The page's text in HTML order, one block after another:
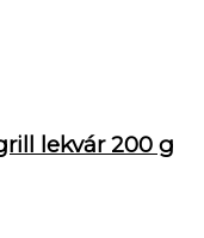
lekvár 200 g